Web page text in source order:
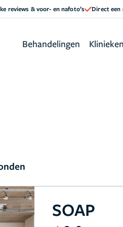
reviews & voor- en nafoto’s Direct een
Behandelingen Klinieken
SOAP